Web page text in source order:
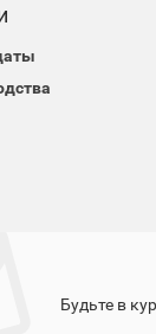
Будьте в